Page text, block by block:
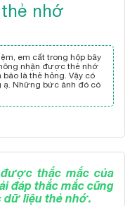
nhớ
em cất trong hộp bây
nhận được thẻ nhớ
là thẻ hỏng. Vậy có
ạ. Những bức ảnh đó có
được thắc mắc của
đáp thắc mắc cũng
dữ liệu thẻ nhớ.